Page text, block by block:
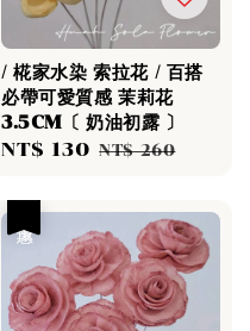
/ 椛家水染 索拉花 / 百搭
必帶可愛質感 茉莉花
3.5CM〔 奶油初露 〕
Sale
NT$ 130 Regular
NT$ 260